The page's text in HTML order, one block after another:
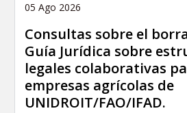
05 Ago 2026
Consultas sobre el
Guía Jurídica sobre
legales colaborativas
empresas agrícolas de
UNIDROIT/FAO/IFAD.